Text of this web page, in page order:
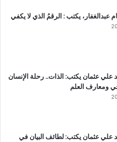
عبدالغفار، يكتب : الرقمُ الذي لا يكفي
علي عثمان يكتب: الذات.. رحلة الإنسان
ومعارف العلم
علي عثمان يكتب: لطائف البيان في